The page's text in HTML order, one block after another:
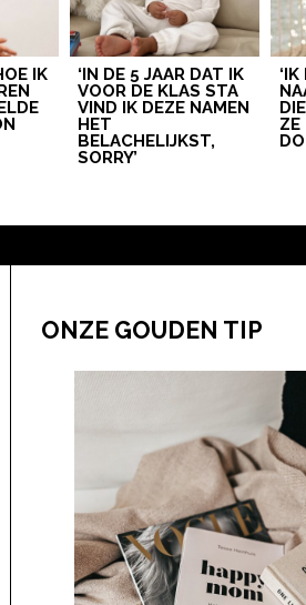
IK
‘IN DE 5 JAAR DAT IK
VOOR DE KLAS STA
VIND IK DEZE NAMEN
HET
BELACHELIJKST,
SORRY’
ZE
ONZE GOUDEN TIP